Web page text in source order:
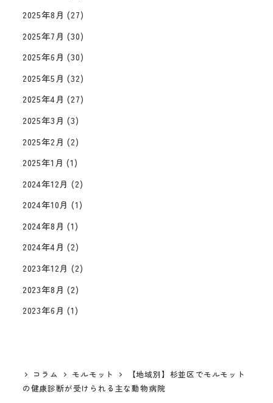
2025年8月 (27)
2025年7月 (30)
2025年6月 (30)
2025年5月 (32)
2025年4月 (27)
2025年3月 (3)
2025年2月 (2)
2025年1月 (1)
2024年12月 (2)
2024年10月 (1)
2024年8月 (1)
2024年4月 (2)
2023年12月 (2)
2023年8月 (2)
2023年6月 (1)
コラム モルモット
【地域別】杉並区でモルモット
の健康診断が受けられる主な動物病院